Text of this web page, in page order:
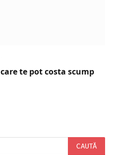
te pot costa scump